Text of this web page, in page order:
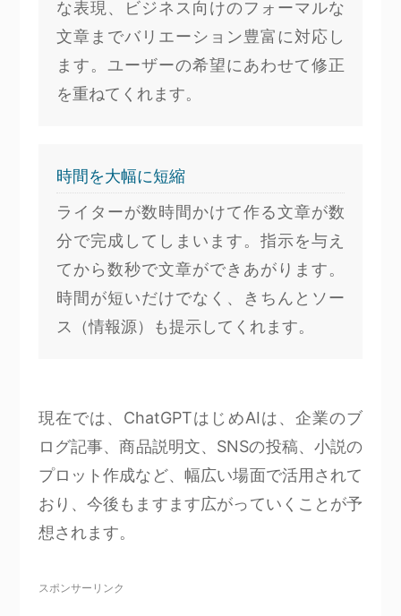
な表現、ビジネス向けのフォーマルな
文章までバリエーション豊富に対応し
ます。ユーザーの希望にあわせて修正
を重ねてくれます。
時間を大幅に短縮
ライターが数時間かけて作る文章が数
分で完成してしまいます。指示を与え
てから数秒で文章ができあがります。
時間が短いだけでなく、きちんとソー
ス（情報源）も提示してくれます。
現在では、ChatGPTはじめAIは、企業のブ
ログ記事、商品説明文、SNSの投稿、小説の
プロット作成など、幅広い場面で活用されて
おり、今後もますます広がっていくことが予
想されます。
スポンサーリンク